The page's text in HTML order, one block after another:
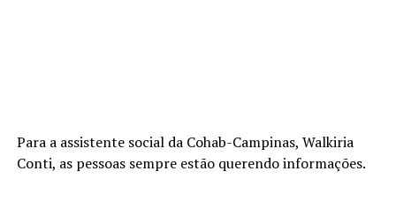
Para a assistente social da Cohab-Campinas, Walkiria
Conti, as pessoas sempre estão querendo informações.